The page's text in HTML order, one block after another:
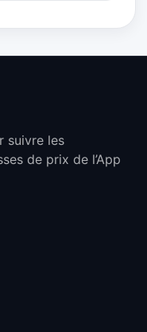
suivre les
de prix de l’App